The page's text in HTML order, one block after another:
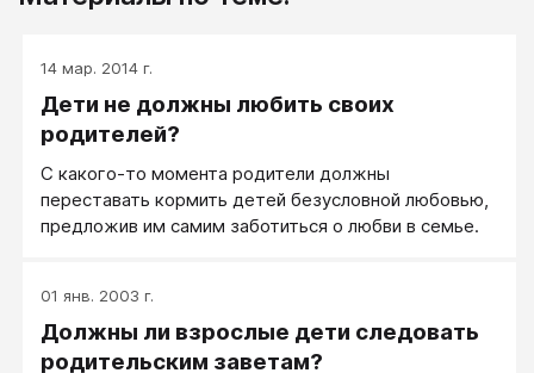
14 мар. 2014 г.
Дети не должны любить своих
родителей?
С какого-то момента родители должны
переставать кормить детей безусловной любовью,
предложив им самим заботиться о любви в семье.
01 янв. 2003 г.
Должны ли взрослые дети следовать
родительским заветам?